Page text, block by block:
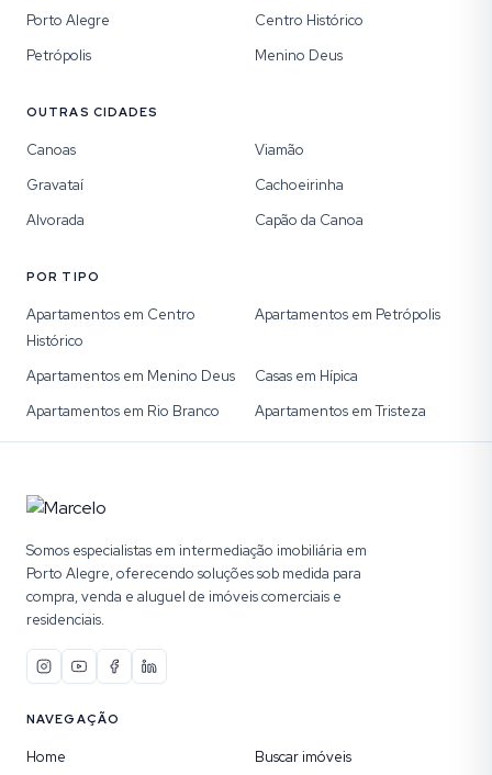
Porto Alegre
Centro Histórico
Petrópolis
Menino Deus
OUTRAS CIDADES
Canoas
Viamão
Gravataí
Cachoeirinha
Alvorada
Capão da Canoa
POR TIPO
Apartamentos em Centro
Histórico
Apartamentos em Petrópolis
Apartamentos em Menino Deus
Casas em Hípica
Apartamentos em Rio Branco
Apartamentos em Tristeza
Somos especialistas em intermediação imobiliária em
Porto Alegre, oferecendo soluções sob medida para
compra, venda e aluguel de imóveis comerciais e
residenciais.
NAVEGAÇÃO
Home Buscar imóveis